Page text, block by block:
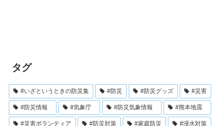
タグ
#いざというときの防災集 #防災 #防災グッズ #災害
#防災情報 #気象庁 #防災気象情報 #熊本地震
#災害ボランティア #防災対策 #家庭防災 #浸水対策